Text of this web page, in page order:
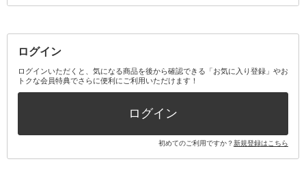
その他オーラルケア
ボディケアキット
その他キット・セット
ログイン
ログインいただくと、気になる商品を後から確認できる「お気に入り登録」やお
トクな会員特典でさらに便利にご利用いただけます！
ログイン
初めてのご利用ですか？新規登録はこちら